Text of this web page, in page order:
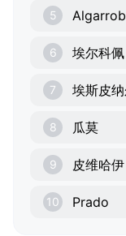
5
6 埃尔科佩
7 埃斯皮
8 瓜莫
9 皮维哈伊
10 Prado